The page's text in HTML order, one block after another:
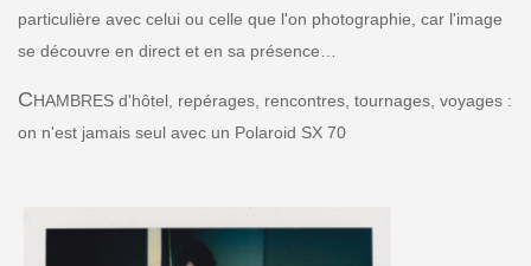
particulière avec celui ou celle que l'on photographie, car l'image
se découvre en direct et en sa présence…
CHAMBRES d'hôtel, repérages, rencontres, tournages, voyages :
on n'est jamais seul avec un Polaroid SX 70